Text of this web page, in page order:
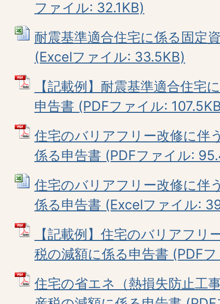
ファイル: 32.1KB)
耐震基準適合住宅に係る固定
(Excelファイル: 33.5KB)
【記載例】耐震基準適合住宅
申告書 (PDFファイル:
住宅のバリアフリー改修に伴
係る申告書 (PDFファイル:
住宅のバリアフリー改修に伴
係る申告書 (Excelファイル:
【記載例】住宅のバリアフリ
税の減額に係る申告書 (PDF
住宅の省エネ（熱損失防止工